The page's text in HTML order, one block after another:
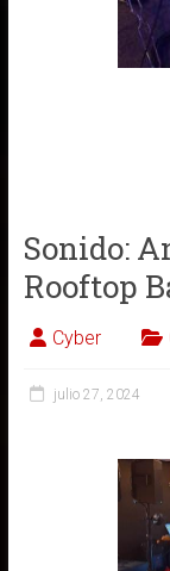
Sonido:
Rooftop
Cyber
julio 27, 2024